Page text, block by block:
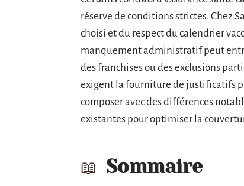
réserve de conditions strictes. Chez
choisi et du respect du calendrier
manquement administratif peut
des franchises ou des exclusions
exigent la fourniture de justificatifs
composer avec des différences
existantes pour optimiser la
Sommaire